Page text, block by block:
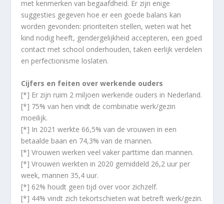
met kenmerken van begaafdheid. Er zijn enige
suggesties gegeven hoe er een goede balans kan
worden gevonden: prioriteiten stellen, weten wat het
kind nodig heeft, gendergelijkheid accepteren, een goed
contact met school onderhouden, taken eerlijk verdelen
en perfectionisme loslaten.
Cijfers en feiten over werkende ouders
[*] Er zijn ruim 2 miljoen werkende ouders in Nederland.
[*] 75% van hen vindt de combinatie werk/gezin
moeilijk.
[*] In 2021 werkte 66,5% van de vrouwen in een
betaalde baan en 74,3% van de mannen.
[*] Vrouwen werken veel vaker parttime dan mannen.
[*] Vrouwen werkten in 2020 gemiddeld 26,2 uur per
week, mannen 35,4 uur.
[*] 62% houdt geen tijd over voor zichzelf.
[*] 44% vindt zich tekortschieten wat betreft werk/gezin.